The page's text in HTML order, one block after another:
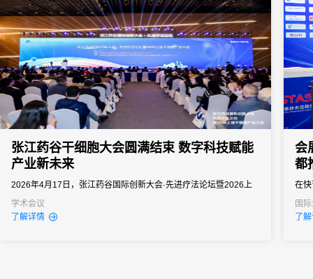
张江药谷干细胞大会圆满结束 数字科技赋能
产业新未来
2026年4月17日，张江药谷国际创新大会·先进疗法论坛暨2026上
海干细胞产业大会于上海张江科学会堂隆重举办。本届大会以“源创
首发·链聚全球”为核心主题，搭建高端学术交流、产业对接与资源合
学术会议
了解详情
会
都
在
功
的
国
经
了